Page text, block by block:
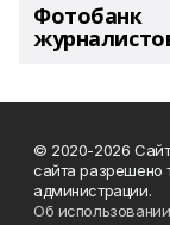
Фотобанк
© 2020-2026
сайта разрешено
администрации.
Об